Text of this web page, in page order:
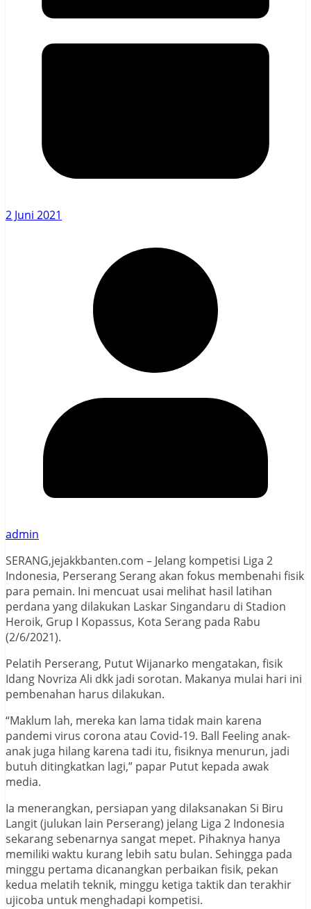
2 Juni 2021
admin
SERANG,jejakkbanten.com – Jelang kompetisi Liga 2
Indonesia, Perserang Serang akan fokus membenahi fisik
para pemain. Ini mencuat usai melihat hasil latihan
perdana yang dilakukan Laskar Singandaru di Stadion
Heroik, Grup I Kopassus, Kota Serang pada Rabu
(2/6/2021).
Pelatih Perserang, Putut Wijanarko mengatakan, fisik
Idang Novriza Ali dkk jadi sorotan. Makanya mulai hari ini
pembenahan harus dilakukan.
“Maklum lah, mereka kan lama tidak main karena
pandemi virus corona atau Covid-19. Ball Feeling anak-
anak juga hilang karena tadi itu, fisiknya menurun, jadi
butuh ditingkatkan lagi,” papar Putut kepada awak
media.
Ia menerangkan, persiapan yang dilaksanakan Si Biru
Langit (julukan lain Perserang) jelang Liga 2 Indonesia
sekarang sebenarnya sangat mepet. Pihaknya hanya
memiliki waktu kurang lebih satu bulan. Sehingga pada
minggu pertama dicanangkan perbaikan fisik, pekan
kedua melatih teknik, minggu ketiga taktik dan terakhir
ujicoba untuk menghadapi kompetisi.